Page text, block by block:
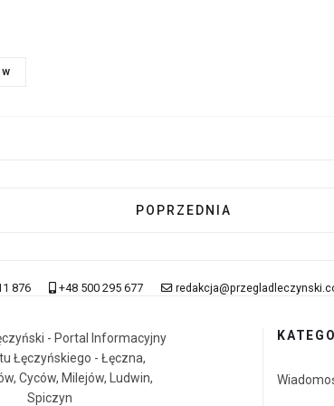
POPRZEDNIA STRONA:
POPRZEDNIA
876 +48 500 295 677
- Portal Informacyjny
Łęczyńskiego - Łęczna,
Cyców, Milejów, Ludwin,
Spiczyn